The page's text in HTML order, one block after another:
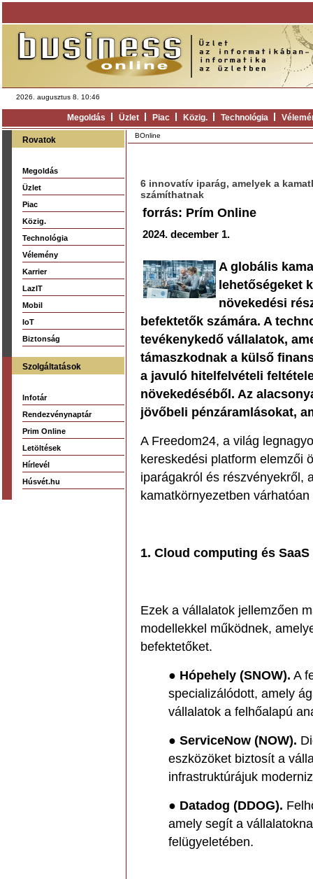
2026. augusztus 8. 10:46
Megoldás Üzlet Piac Közig. Technológia
Rovatok
Megoldás
Üzlet
Piac
Közig.
Technológia
Vélemény
Karrier
LazIT
Mobil
IoT
Biztonság
Szolgáltatások
Infotár
Rendezvénynaptár
Prim Online
Letöltések
Hírlevél
Húsvét.hu
BOnline
6 innovatív iparág, amelyek a
számíthatnak
forrás: Prím Online
2024. december 1.
A globális
lehetőségeket
növekedési
befektetők számára. A
tevékenykedő vállalatok,
támaszkodnak a külső
a javuló hitelfelvételi
növekedéséből. Az
jövőbeli pénzáramlásokat,
A Freedom24, a világ
kereskedési platform elemzői
iparágakról és részvényekről,
kamatkörnyezetben
1. Cloud computing és SaaS
Ezek a vállalatok jellemzően
modellekkel működnek,
befektetőket.
● Hópehely (SNOW). A
specializálódott, amely
vállalatok a felhőalapú
● ServiceNow (NOW).
eszközöket biztosít a
infrastruktúrájuk
● Datadog (DDOG).
amely segít a
felügyeletében.